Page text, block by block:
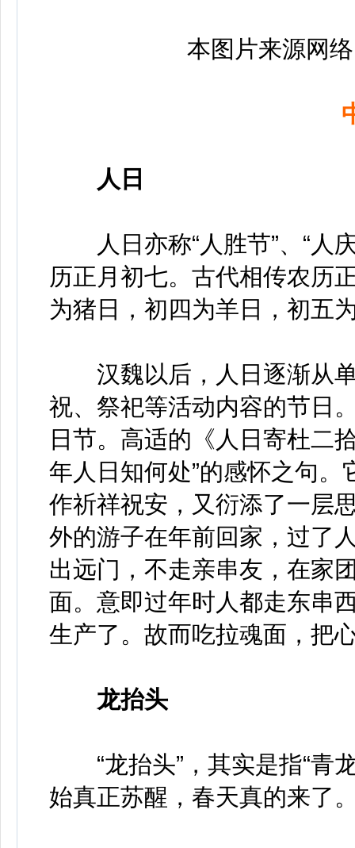
本图片来源网
人日
人日亦称“人胜节”、“人庆
历正月初七。古代相传农历
为猪日，初四为羊日，初五
汉魏以后，人日逐渐从单
祝、祭祀等活动内容的节日
日节。高适的《人日寄杜二
年人日知何处”的感怀之句
作祈祥祝安，又衍添了一层
外的游子在年前回家，过了
出远门，不走亲串友，在家
面。意即过年时人都走东串
生产了。故而吃拉魂面，把
龙抬头
“龙抬头”，其实是指“青
始真正苏醒，春天真的来了